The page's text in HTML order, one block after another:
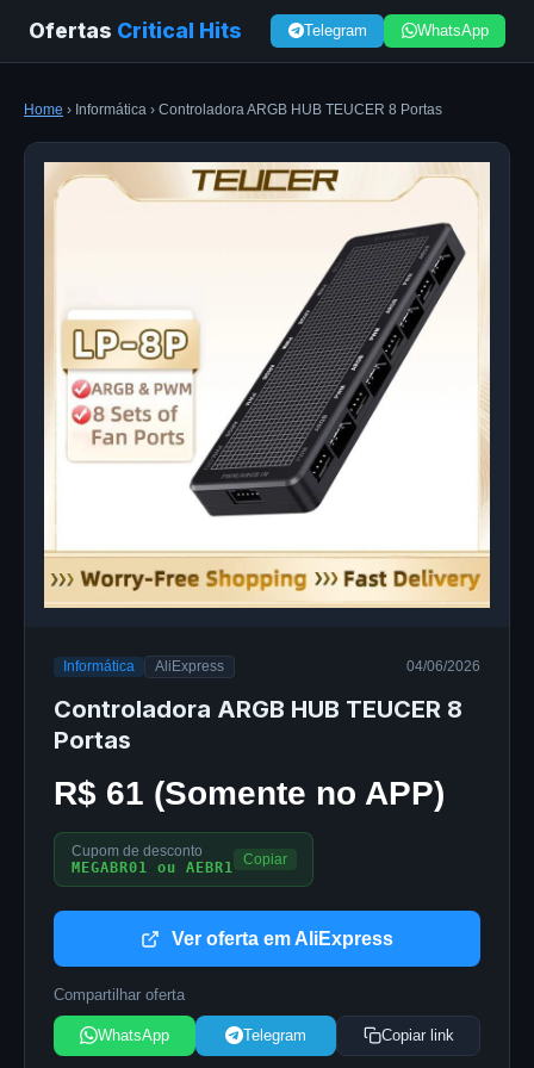
Ofertas Critical Hits Telegram WhatsApp
Home › Informática › Controladora ARGB HUB TEUCER 8 Portas
Informática AliExpress 04/06/2026
Controladora ARGB HUB TEUCER 8
Portas
R$ 61 (Somente no APP)
Cupom de desconto
MEGABR01 ou AEBR1
Copiar
Ver oferta em AliExpress
Compartilhar oferta
WhatsApp Telegram Copiar link